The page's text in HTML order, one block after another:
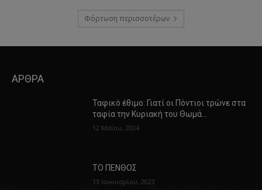
Φόρτωση περισσοτέρων
ΑΡΘΡΑ
Ταφικό έθιμο: Γιατί οι Πόντιοι τρώνε στα
ταφία την Κυριακή του Θωμά…
12 Μαΐου, 2024
ΤΟ ΠΕΝΘΟΣ
13 Ιανουαρίου, 2023